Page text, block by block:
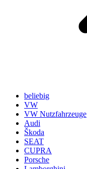
beliebig
VW
VW Nutzfahrzeuge
Audi
Škoda
SEAT
CUPRA
Porsche